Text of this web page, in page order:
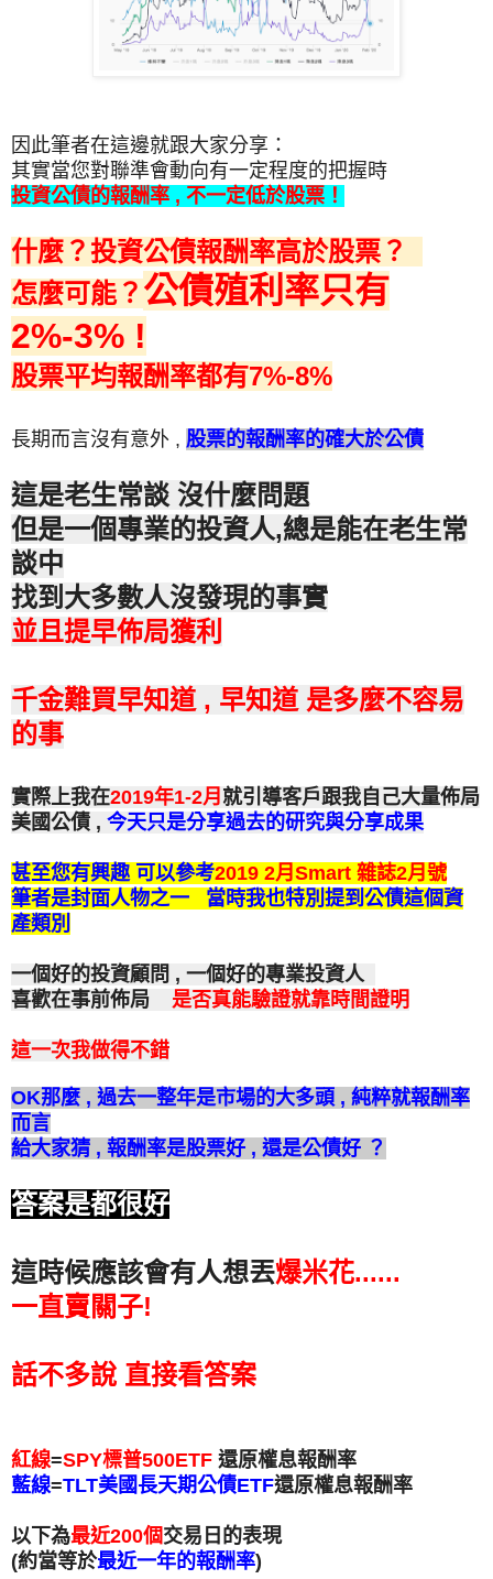
因此筆者在這邊就跟大家分享：
其實當您對聯準會動向有一定程度的把握時
投資公債的報酬率 , 不一定低於股票！
什麼？投資公債報酬率高於股票？
怎麼可能？ 公債殖利率只有
2%-3% !
股票平均報酬率都有7%-8%
長期而言沒有意外 , 股票的報酬率的確大於公債
這是老生常談 沒什麼問題
但是一個專業的投資人,總是能在老生常
談中
找到大多數人沒發現的事實
並且提早佈局獲利
千金難買早知道 , 早知道 是多麼不容易
的事
實際 上我在2019年1-2月 就引導客戶跟我自己大量佈局
美國公債 , 今天只是分享過去的研究與分享成果
甚至您有興趣 可以參考2019 2月Smart 雜誌2月號
筆者是封面人物之一 當時我也特別提到公債這個資
產類別
一個好的投資顧問 , 一個好的專業投資人
喜歡在事前佈局 是否真能驗證就靠時間證明
這一次我做得不錯
OK那麼 , 過去一整年是市場的大多頭 , 純粹就報酬率
而言
給大家猜 , 報酬率是股票好 , 還是公債好 ？
答案是都很好
這時候應該會有人想丟爆米花......
一直賣關子!
話不多說 直接看答案
紅線=SPY標普500ETF 還原權息報酬率
藍線=TLT美國長天期公債ETF還原權息報酬率
以下為最近200個交易日的表現
(約當等於最近一年的報酬率)